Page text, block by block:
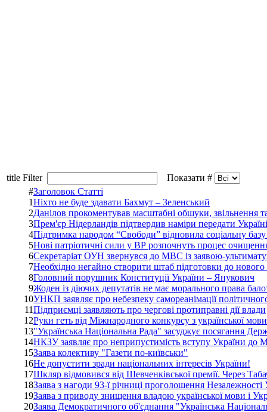
title Filter
Показати #
#Заголовок Статті
1Ніхто не буде здавати Бахмут – Зеленський
2Данілов прокоментував масштабні обшуки, звільнення
3Прем'єр Нідерландів підтвердив наміри передати
4Підтримка народом “Свободи” відновила соціальну базу
5Нові патріотичні сили у ВР розпочнуть процес
6Секретаріат ОУН звернувся до МВС із заявою-
7Необхідно негайно створити штаб підготовки до
8Головний порушник Конституції України – Янукович
9Жоден із діючих депутатів не має морального права
10УНКП заявляє про небезпеку самореанімації
11Підприємці заявляють про чергові протиправні дії влади
12Руки геть від Міжнародного конкурсу з української
13"Українська Національна Рада" засуджує посягання
14НКЗУ заявляє про неприпустимість вступу України до
15Заява колективу "Газети по-київськи"
16Не допустити зради національних інтересів України!
17Шкляр відмовився від Шевченківської премії. Через
18Заява з нагоди 93-ї річниці проголошення Незалежності
19Заява з приводу знищення владою української мови і
20Заява Демократичного об'єднання "Українська